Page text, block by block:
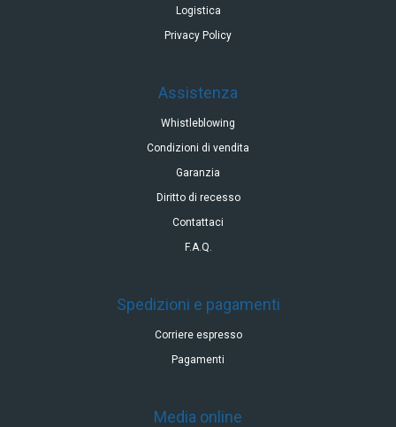
Logistica
Privacy Policy
Assistenza
Whistleblowing
Condizioni di vendita
Garanzia
Diritto di recesso
Contattaci
F.A.Q.
Spedizioni e pagamenti
Corriere espresso
Pagamenti
Media online